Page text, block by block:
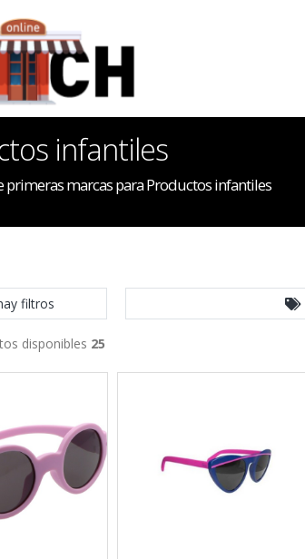
infantiles
primeras marcas para Productos infantiles
filtros
disponibles 25